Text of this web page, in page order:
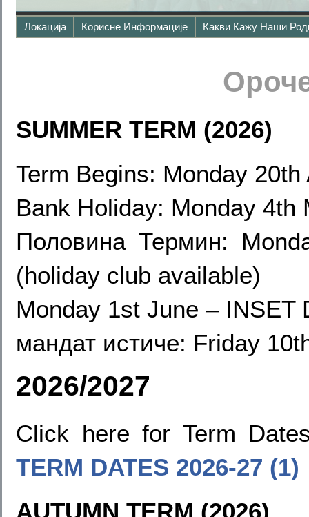
Локација Корисне Информације Какви Кажу Наши
SUMMER TERM (2026)
Term Begins: Monday 20th
Bank Holiday: Monday 4th
Половина Термин:
(holiday club available)
Monday 1st June – INSET
мандат истиче: Friday
2026/2027
Click here for Term
TERM DATES 2026-27 (1)
AUTUMN TERM (2026)